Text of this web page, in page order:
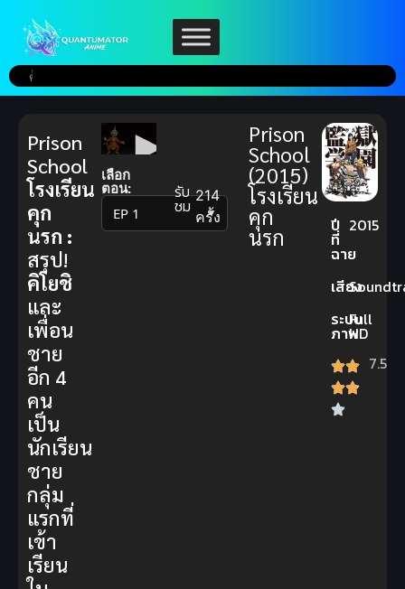
เลือก
ตอน:
▼
รับ
ชม 214
ครั้ง
Prison
School
(2015)
โรงเรียน
คุก
นรก ปี
ที่
ฉาย
2015
เสียง
ระบบ
ภาพ
Full
HD
7.5
Prison
School
โรงเรียน
คุก
นรก :
สรุป!
คิโยชิ
และ
เพื่อน
ชาย
อีก 4
คน
เป็น
นักเรียน
ชาย
กลุ่ม
แรกที่
เข้า
เรียน